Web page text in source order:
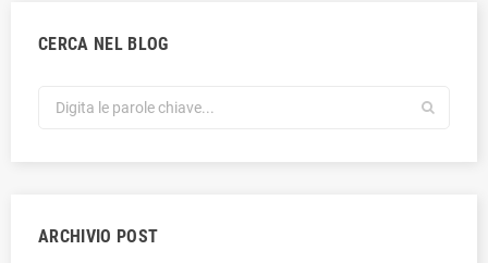
CERCA NEL BLOG
ARCHIVIO POST